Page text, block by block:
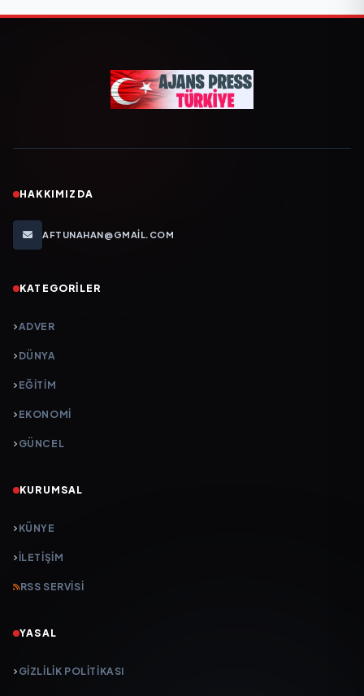
HAKKIMIZDA
AFTUNAHAN@GMAIL.COM
KATEGORILER
ADVER
DÜNYA
EĞİTİM
EKONOMİ
GÜNCEL
KURUMSAL
KÜNYE
İLETIŞIM
RSS SERVISI
YASAL
GIZLILIK POLITIKASI